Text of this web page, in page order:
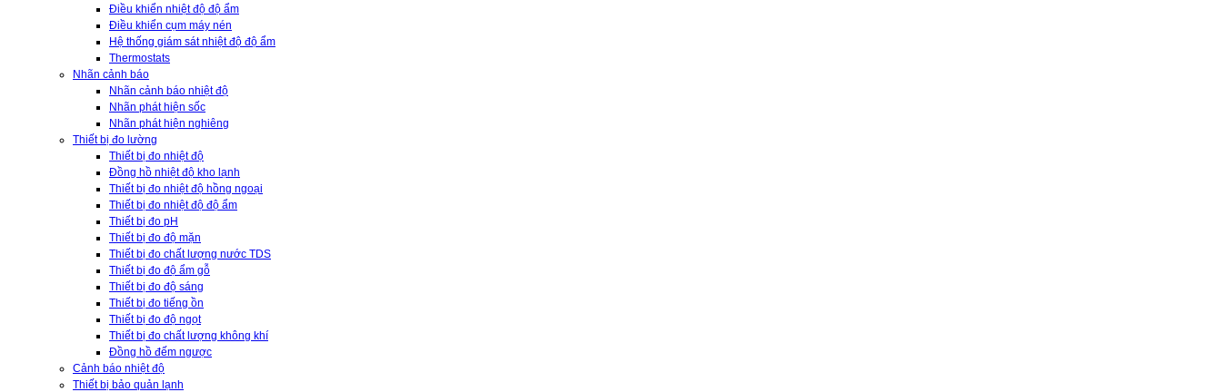
Điều khiển nhiệt độ độ ẩm
Điều khiển cụm máy nén
Hệ thống giám sát nhiệt độ độ ẩm
Thermostats
Nhãn cảnh báo
Nhãn cảnh báo nhiệt độ
Nhãn phát hiện sốc
Nhãn phát hiện nghiêng
Thiết bị đo lường
Thiết bị đo nhiệt độ
Đồng hồ nhiệt độ kho lạnh
Thiết bị đo nhiệt độ hồng ngoại
Thiết bị đo nhiệt độ độ ẩm
Thiết bị đo pH
Thiết bị đo độ mặn
Thiết bị đo chất lượng nước TDS
Thiết bị đo độ ẩm gỗ
Thiết bị đo độ sáng
Thiết bị đo tiếng ồn
Thiết bị đo độ ngọt
Thiết bị đo chất lượng không khí
Đồng hồ đếm ngược
Cảnh báo nhiệt độ
Thiết bị bảo quản lạnh